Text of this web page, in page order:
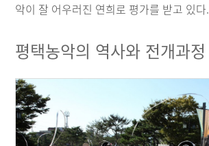
악이 잘 어우러진 연희로 평가를 받고 있다.
평택농악의 역사와 전개과정